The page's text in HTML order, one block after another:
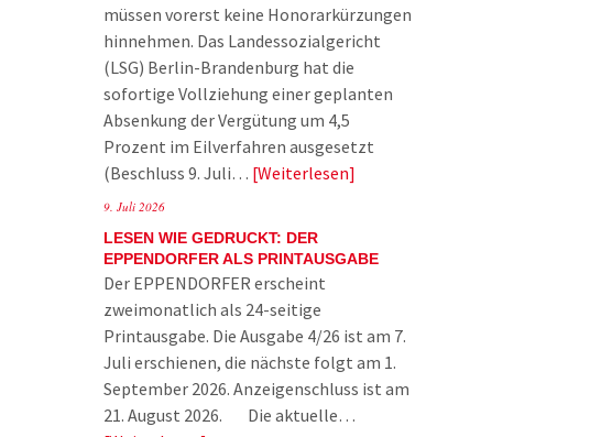
müssen vorerst keine Honorarkürzungen
hinnehmen. Das Landessozialgericht
(LSG) Berlin-Brandenburg hat die
sofortige Vollziehung einer geplanten
Absenkung der Vergütung um 4,5
Prozent im Eilverfahren ausgesetzt
(Beschluss 9. Juli… Weiterlesen
9. Juli 2026
LESEN WIE GEDRUCKT: DER
EPPENDORFER ALS PRINTAUSGABE
Der EPPENDORFER erscheint
zweimonatlich als 24-seitige
Printausgabe. Die Ausgabe 4/26 ist am 7.
Juli erschienen, die nächste folgt am 1.
September 2026. Anzeigenschluss ist am
21. August 2026. Die aktuelle…